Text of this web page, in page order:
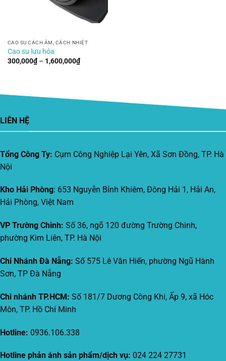
CAO SU CÁCH ÂM, CÁCH NHIỆT
Cao su lưu hóa
300,000₫ – 1,600,000₫Khoảng
giá:
LIÊN HỆ
Tổng Công Ty: Cụm Công Nghiệp Lại Yên, Xã Sơn Đồng, TP. Hà
Nội
Kho Hải Phòng: 653 Nguyễn Bỉnh Khiêm, Đông Hải 1, Hải An,
Hải Phòng, Việt Nam
VP Trường Chinh: Số 36, ngõ 120 đường Trường Chinh,
phường Kim Liên, TP. Hà Nội
Chi Nhánh Đà Nẵng: Số 575 Lê Văn Hiến, phường Ngũ Hành
Sơn, TP Đà Nẵng
Chi nhánh TP.HCM: Số 181/7 Dương Công Khi, Ấp 9, xã Hóc
Môn, TP. Hồ Chí Minh
Hotline: 0936.106.338
Hotline phản ánh sản phẩm/dịch vụ: 024 224 27731